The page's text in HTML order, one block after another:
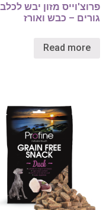
פרוצ'וייס מזון יבש
גורים – כבש ואורז
Read more